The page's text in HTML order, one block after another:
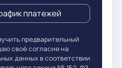
платежей
предварительный
своё согласие на
данных в соответствии